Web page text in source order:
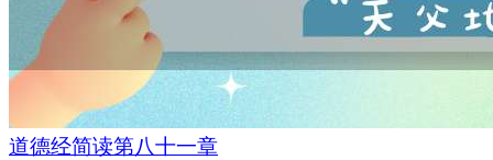
道德经简读第八十一章